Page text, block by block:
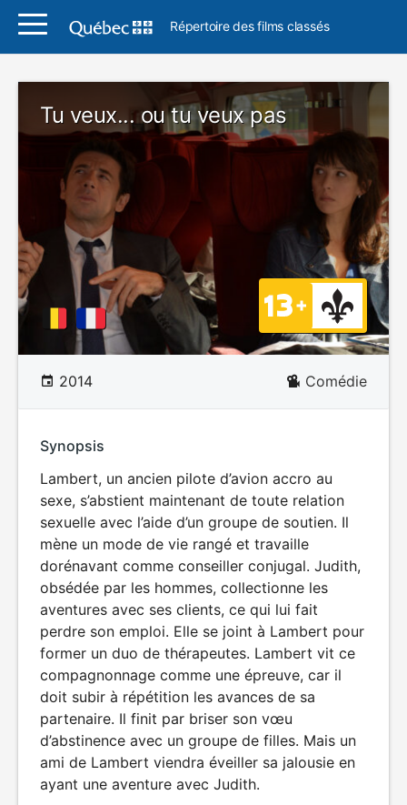
Répertoire des films classés
Tu veux... ou tu veux pas
2014 Comédie
Synopsis
Lambert, un ancien pilote d’avion accro au
sexe, s’abstient maintenant de toute relation
sexuelle avec l’aide d’un groupe de soutien. Il
mène un mode de vie rangé et travaille
dorénavant comme conseiller conjugal. Judith,
obsédée par les hommes, collectionne les
aventures avec ses clients, ce qui lui fait
perdre son emploi. Elle se joint à Lambert pour
former un duo de thérapeutes. Lambert vit ce
compagnonnage comme une épreuve, car il
doit subir à répétition les avances de sa
partenaire. Il finit par briser son vœu
d’abstinence avec un groupe de filles. Mais un
ami de Lambert viendra éveiller sa jalousie en
ayant une aventure avec Judith.